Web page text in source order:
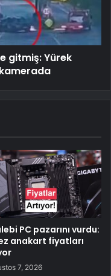
gitmiş: Yürek
PC pazarını vurdu:
anakart fiyatları
7, 2026